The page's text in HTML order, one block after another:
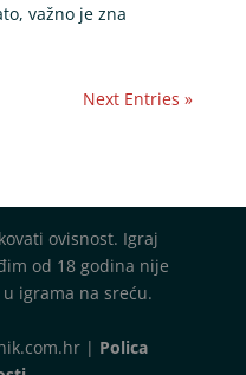
važno je zna
Next Entries »
ovisnost. Igraj
od 18 godina nije
igrama na sreću.
| Polica